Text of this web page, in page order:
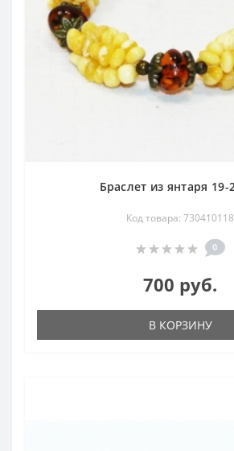
ногах. В целительную силу янтаря
славянские народы. В богатых домах
одевали янтарное ожерелье,
ребенку здоровье и защищало от
добавлялся в состав благовоний и
приписывали лечебные свойства.
что янтарь обладает
рекомендовалось при увеличении
так как в нем содержится
Кроме того, в нем содержится
Янтарная кислота является
нервной системы, укрепляет мышцу
работу органов дыхания, почек,
увеличению содержания
Браслет из янтаря 19-
Код товара: 730410118
0
700 руб.
В КОРЗИНУ